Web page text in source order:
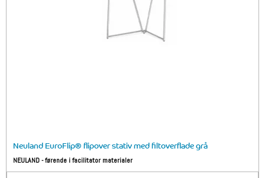
Neuland EuroFlip® flipover stativ med filtoverflade grå
NEULAND - førende i facilitator materialer